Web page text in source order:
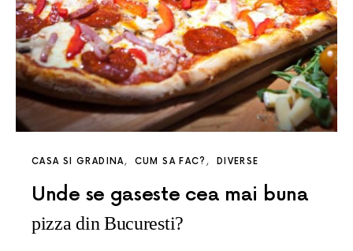
CASA SI GRADINA CUM SA FAC? DIVERSE
Unde se gaseste cea mai buna
pizza din Bucuresti?